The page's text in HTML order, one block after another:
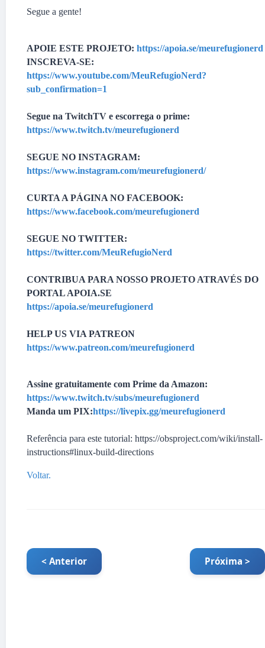
Segue a gente!
APOIE ESTE PROJETO: https://apoia.se/meurefugionerd
INSCREVA-SE:
https://www.youtube.com/MeuRefugioNerd?
sub_confirmation=1
Segue na TwitchTV e escorrega o prime:
https://www.twitch.tv/meurefugionerd
SEGUE NO INSTAGRAM:
https://www.instagram.com/meurefugionerd/
CURTA A PÁGINA NO FACEBOOK:
https://www.facebook.com/meurefugionerd
SEGUE NO TWITTER:
https://twitter.com/MeuRefugioNerd
CONTRIBUA PARA NOSSO PROJETO ATRAVÉS DO
PORTAL APOIA.SE
https://apoia.se/meurefugionerd
HELP US VIA PATREON
https://www.patreon.com/meurefugionerd
Assine gratuitamente com Prime da Amazon:
https://www.twitch.tv/subs/meurefugionerd
Manda um PIX:https://livepix.gg/meurefugionerd
Referência para este tutorial: https://obsproject.com/wiki/install-
instructions#linux-build-directions
Voltar.
< Anterior Próxima >